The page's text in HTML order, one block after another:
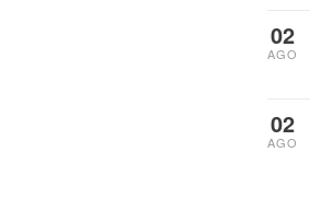
02
AGO
02
AGO